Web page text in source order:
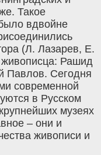
Такое
вдвойне
(Л. Лазарев, Е.
живописца: Рашид
Павлов. Сегодня
современной
в Русском
музеях
– они и
живописи и